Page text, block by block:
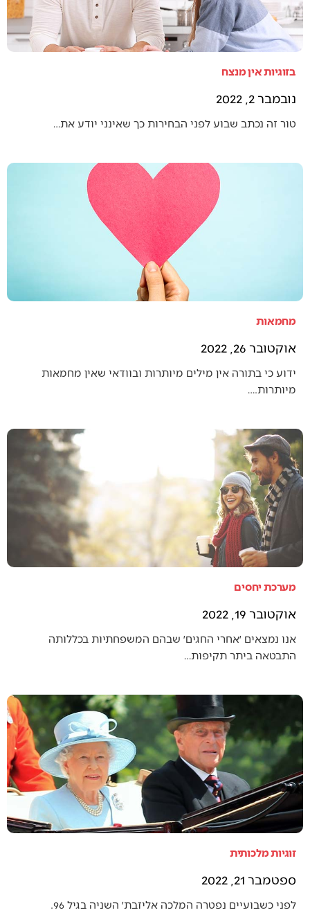
בזוגיות אין מנצח
נובמבר 2, 2022
טור זה נכתב שבוע לפני הבחירות כך שאינני יודע את…
מחמאות
אוקטובר 26, 2022
ידוע כי בתורה אין מילים מיותרות ובוודאי שאין מחמאות
מיותרות.…
מערכת יחסים
אוקטובר 19, 2022
אנו נמצאים ׳אחרי החגים׳ שבהם המשפחתיות בכללותה
התבטאה ביתר תקיפות…
זוגיות מלכותית
ספטמבר 21, 2022
לפני כשבועיים נפטרה המלכה אליזבת׳ השניה בגיל 96.